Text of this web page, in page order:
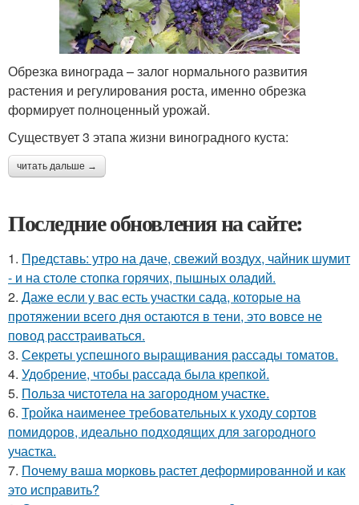
Обрезка винограда – залог нормального развития
растения и регулирования роста, именно обрезка
формирует полноценный урожай.
Существует 3 этапа жизни виноградного куста:
читать дальше →
Последние обновления на сайте:
1. Представь: утро на даче, свежий воздух, чайник шумит
- и на столе стопка горячих, пышных оладий.
2. Даже если у вас есть участки сада, которые на
протяжении всего дня остаются в тени, это вовсе не
повод расстраиваться.
3. Секреты успешного выращивания рассады томатов.
4. Удобрение, чтобы рассада была крепкoй.
5. Польза чистотела на загородном участке.
6. Тройка наименее требовательных к уходу сортов
помидоров, идеально подходящих для загородного
участка.
7. Почему ваша морковь растет деформированной и как
это исправить?